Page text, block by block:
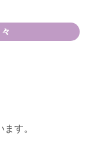
す。